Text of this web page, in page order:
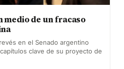
medio de un fracaso
en el Senado argentino
clave de su proyecto de